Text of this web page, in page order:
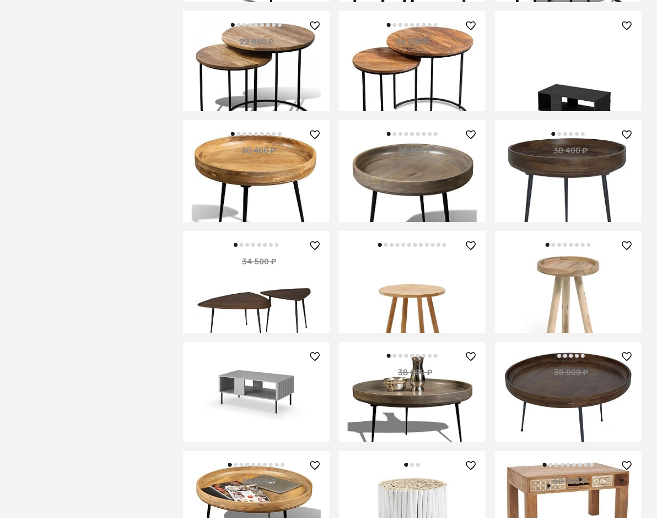
17 900 ₽ 22 800 ₽ — 21%
Комплект столиков из массива,
ИНДУ ЛАХАРА
В КОРЗИНУ
19 900 ₽ 25 300 ₽ — 21%
Столики из массива, набор ИНДУ
ГУЛАБИ
В КОРЗИНУ
СООБЩИТЬ О ПОСТУПЛЕНИИ
Временно отсутствует
23 900 ₽ 30 400 ₽ — 21%
Столик из массива манго,
САМПАТИ
В КОРЗИНУ
23 900 ₽ 30 400 ₽ — 21%
Столик из массива манго,
САМПАТИ ПЛАТИНУМ
СООБЩИТЬ О ПОСТУПЛЕНИИ
Временно отсутствует
23 900 ₽ 30 400 ₽ — 21%
Столик из массива манго,
САМПАТИ Шоколад
В КОРЗИНУ
34 500 ₽
СООБЩИТЬ О ПОСТУПЛЕНИИ
Временно отсутствует
массива каучука Ø 55 см
В КОРЗИНУ
26 990 ₽
Приставной столик Glenda из
массива тика Ø 35 см
В КОРЗИНУ
28 150 ₽
Стол журн. Halmar BULLET
ASENSIO LAW-1 св.сер.
38 000 ₽
Столик из массива манго,
ДАУЛАТА ПЛАТИНУМ
В КОРЗИНУ
29 900 ₽ 38 000 ₽ — 21%
Столик из массива манго,
ДАУЛАТА Шоколад
В КОРЗИНУ
29 900 ₽ 38 000 ₽ — 21%
Столик из массива манго,
ДАУЛАТА
35 990 ₽
Столик Filippo белый
39 900 ₽ 50 700 ₽ — 21%
Журнальный стол из массива,
ГОБИНД 5 ящиков